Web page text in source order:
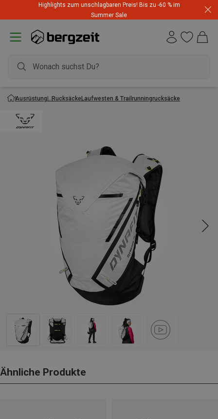
Highlights zum unschlagbaren Preis! Bis zu -60 % im
Summer Sale
Ausrüstung RucksäckeLaufwesten & Trailrunningrucksäcke
Ähnliche Produkte